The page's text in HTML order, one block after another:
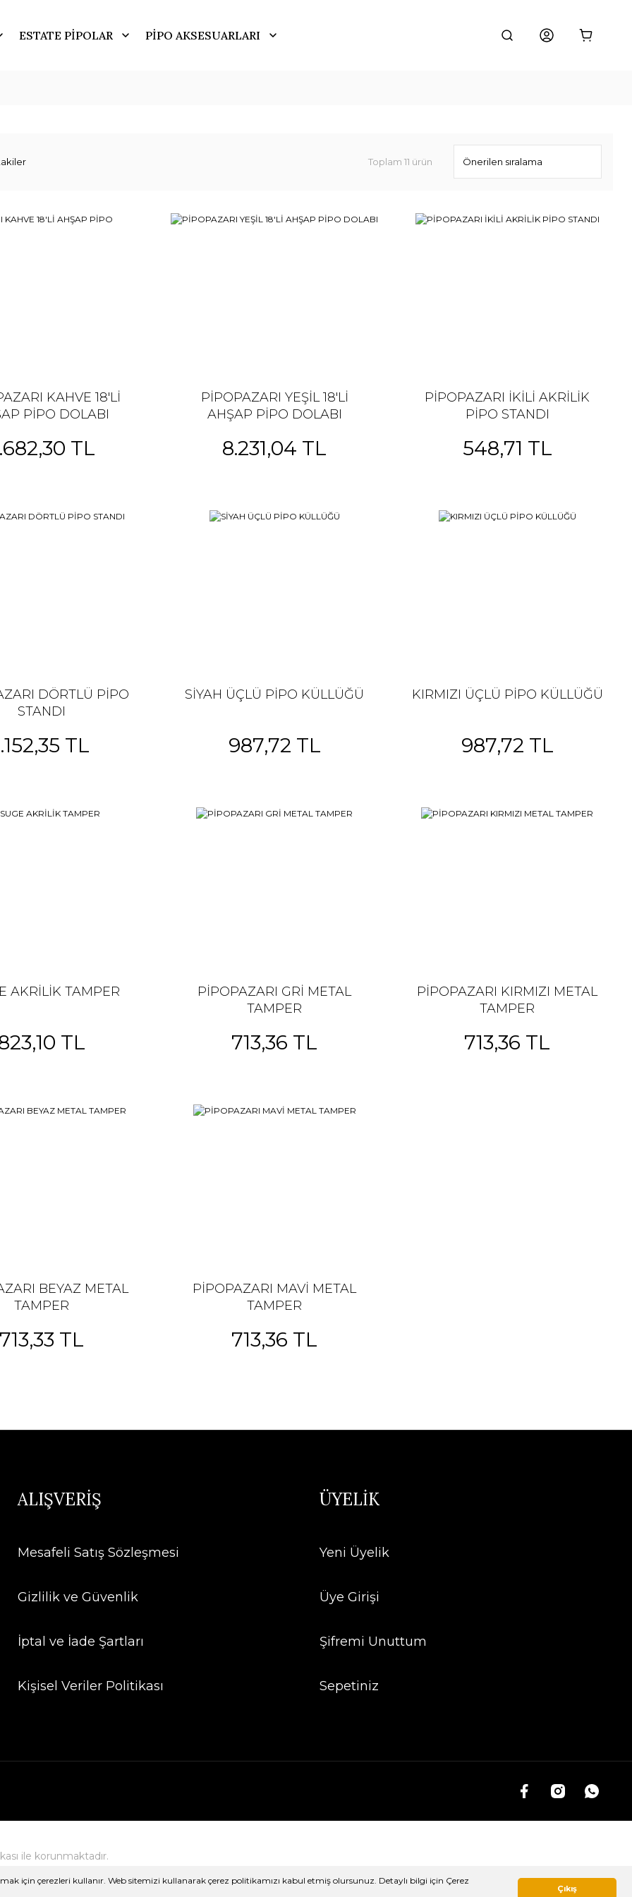
için çerezleri kullanır. Web sitemizi kullanarak çerez politikamızı kabul etmiş olursunuz. Detaylı bilgi için Çerez
Çıkış
Whatsapp Sipariş
ESTATE PİPOLAR PİPO AKSESUARLARI
Toplam 11 ürün
KAHVE 18'Lİ
PİPO DOLABI
TL
PİPOPAZARI YEŞİL 18'Lİ
AHŞAP PİPO DOLABI
8.231,04 TL
PİPOPAZARI İKİLİ AKRİLİK
PİPO STANDI
548,71 TL
DÖRTLÜ PİPO
STANDI
TL
SİYAH ÜÇLÜ PİPO KÜLLÜĞÜ
987,72 TL
KIRMIZI ÜÇLÜ PİPO KÜLLÜĞÜ
987,72 TL
AKRİLİK TAMPER
TL
PİPOPAZARI GRİ METAL
TAMPER
713,36 TL
PİPOPAZARI KIRMIZI METAL
TAMPER
713,36 TL
BEYAZ METAL
TAMPER
713,33 TL
PİPOPAZARI MAVİ METAL
TAMPER
713,36 TL
ALIŞVERİŞ
Mesafeli Satış Sözleşmesi
Gizlilik ve Güvenlik
İptal ve İade Şartları
Kişisel Veriler Politikası
ÜYELİK
Yeni Üyelik
Üye Girişi
Şifremi Unuttum
Sepetiniz
ile korunmaktadır.